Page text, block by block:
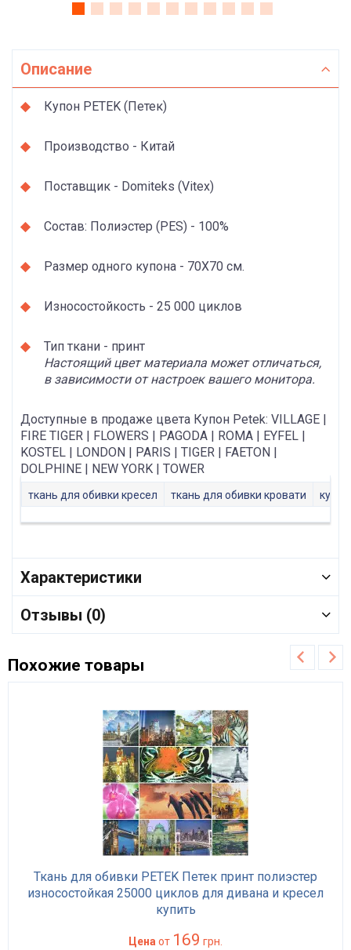
Описание
Купон PETEK (Петек)
Производство - Китай
Поставщик - Domiteks (Vitex)
Состав: Полиэстер (PES) - 100%
Размер одного купона - 70Х70 см.
Износостойкость - 25 000 циклов
Тип ткани - принт
Настоящий цвет материала может отличаться,
в зависимости от настроек вашего монитора.
Доступные в продаже цвета Купон Petek: VILLAGE |
FIRE TIGER | FLOWERS | PAGODA | ROMA | EYFEL |
KOSTEL | LONDON | PARIS | TIGER | FAETON |
DOLPHINE | NEW YORK | TOWER
ткань для обивки кресел ткань для обивки кровати
Характеристики
Отзывы (0)
Похожие товары
Ткань для обивки PETEK Петек принт полиэстер
износостойкая 25000 циклов для дивана и кресел
купить
Цена от 169 грн.